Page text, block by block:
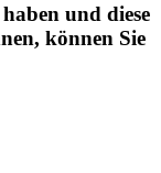
und diese
können Sie